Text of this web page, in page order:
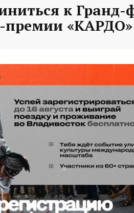
к Гранд-
премии «КАРДО»